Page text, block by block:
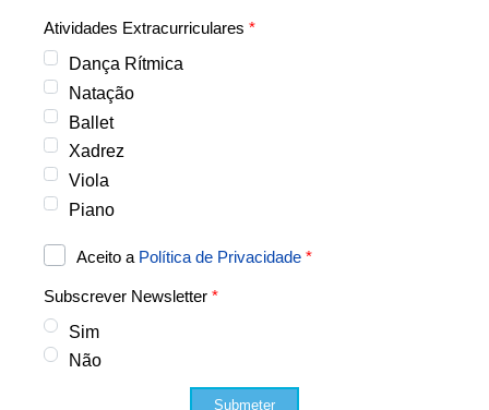
Atividades Extracurriculares *
Dança Rítmica
Natação
Ballet
Xadrez
Viola
Piano
Aceito a Política de Privacidade *
Subscrever Newsletter *
Sim
Não
Submeter